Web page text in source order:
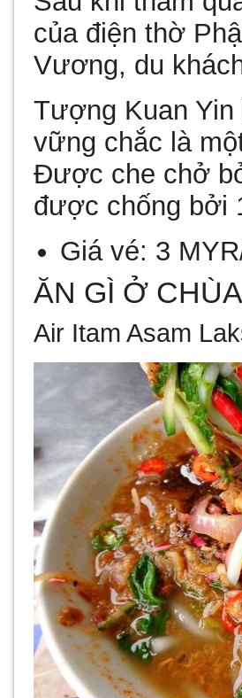
của điện thờ
Vương, du
Tượng Kuan Yin
vững chắc là
Được che chở
được chống bởi
Giá vé: 3
ĂN GÌ Ở
Air Itam Asam